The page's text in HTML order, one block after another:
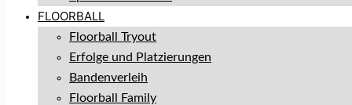
FLOORBALL
Floorball Tryout
Erfolge und Platzierungen
Bandenverleih
Floorball Family